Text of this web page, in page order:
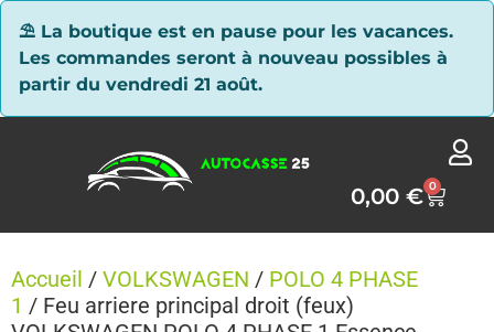
⛱ La boutique est en pause pour les vacances.
Les commandes seront à nouveau possibles à
partir du vendredi 21 août.
0,00€ 0
Accueil / VOLKSWAGEN / POLO 4 PHASE
1 / Feu arriere principal droit (feux)
Panneau de gestion des cookies